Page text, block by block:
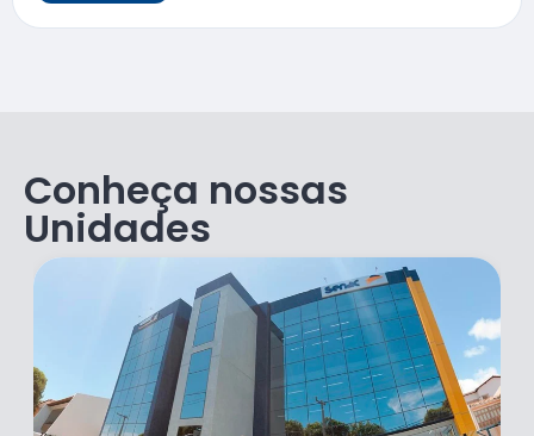
Conheça nossas
Unidades